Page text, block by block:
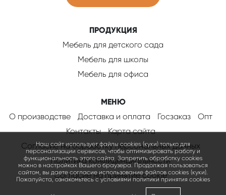
ПРОДУКЦИЯ
Мебель для детского сада
Мебель для школы
Мебель для офиса
МЕНЮ
О производстве
Доставка и оплата Госзаказ
Опт
Контакты
Карта сайта
Согласие на обработку персональных данных
Политика конфиденциальности
Соглаcие на принятие cookie
Наш сайт использует файлы cookies (куки) только для
персонализации сервисов, чтобы оптимизировать работу и
функциональность этого сайта. Запретить обработку cookies
можно в настройках Вашего браузера. Продолжая пользоваться
сайтом, вы даете согласие использование файлов cookies (куки).
Пожалуйста, ознакомьтесь с условиями политики принятия сookies